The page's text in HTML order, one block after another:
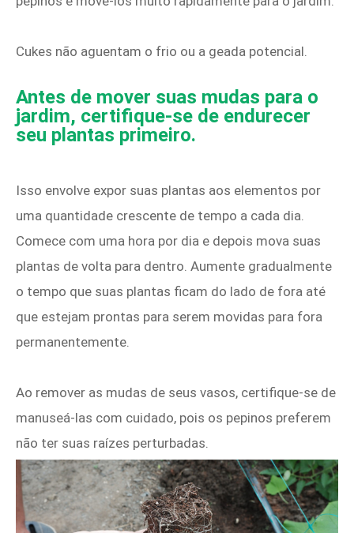
Cukes não aguentam o frio ou a geada potencial.
Antes de mover suas mudas para o
jardim, certifique-se de endurecer
seu plantas primeiro.
Isso envolve expor suas plantas aos elementos por
uma quantidade crescente de tempo a cada dia.
Comece com uma hora por dia e depois mova suas
plantas de volta para dentro. Aumente gradualmente
o tempo que suas plantas ficam do lado de fora até
que estejam prontas para serem movidas para fora
permanentemente.
Ao remover as mudas de seus vasos, certifique-se de
manuseá-las com cuidado, pois os pepinos preferem
não ter suas raízes perturbadas.